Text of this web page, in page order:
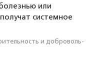
или
системное
и доброволь­